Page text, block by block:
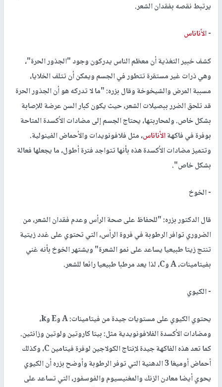
يرتبط نقصه بفقدان الشعر.
-الأناناس
كشف خبير التغذية أن معظم الناس يدركون وجود "الجذور الحرة"،
وهي ذرات غير مستقرة تتطور في الجسم ويمكن أن تتلف الخلايا،
مسببة المرض والشيخوخة وقال بزره: "ما لا تدركه هو أن الجذور الحرة
قد تلحق الضرر ببصيلات الشعر، حيث يكون كبار السن عرضة للإصابة
بشكل خاص. ولمحاربتها، يحتاج الجسم إلى مضادات الأكسدة المتاحة
بوفرة في فاكهةالأناناس، مثل فلافونويدات والأحماض الفينولية.
وتتميز مضادات الأكسدة هذه بأنها تتواجد فترة أطول، ما يجعلها فعالة
بشكل خاص".
- الخوخ
قال الدكتور بزره: "للحفاظ على صحة الرأس وعدم فقدان الشعر، من
الضروري توافر الرطوبة في فروة الرأس، التي تحتوي على غدد زيتية
تنتج زيتا طبيعيا يساعد على نمو الشعرة" ويشتهر الخوخ بأنه غني
بفيتامينات، A وC، لذا يعد مرطبا طبيعيا رائعا للشعر.
- الكيوي
يحتوي الكيوي على مستويات جيدة من فيتامينات: A وE وk،
ومضادات الأكسدة الفلافونويدية مثل: بيتا كاروتين ولوتين وزانثين.
كما تعد هذه الفاكهة جيدة لإنتاج الكولاجين لوفرة فيتامين C، وكذلك
أحماض أوميغا 3 الدهنية التي توفر الرطوبة وأوضح بزره أن الكيوي
يحوي أيضا معادن الزنك والمغنيسيوم والفوسفور، التي تساعد على